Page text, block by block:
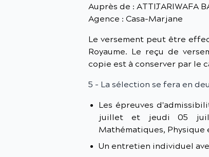
Auprès de : ATTIJARIWAFA
Agence : Casa-Marjane
Le versement peut être
Royaume. Le reçu de
copie est à conserver par le
5 - La sélection se fera en
Les épreuves
juillet et jeudi 05
Mathématiques, Physique
Un entretien individuel